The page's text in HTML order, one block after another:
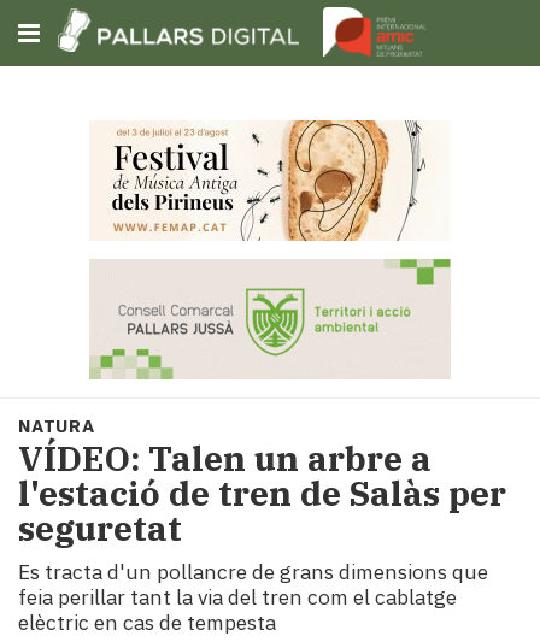
Subscriu-t'hi
Portada
Societat
Política
i
municipis
Economia
turisme
Cultura
NATURA
VÍDEO: Talen un arbre a
l'estació de tren de Salàs per
seguretat
Es tracta d'un pollancre de grans dimensions que
feia perillar tant la via del tren com el cablatge
elèctric en cas de tempesta